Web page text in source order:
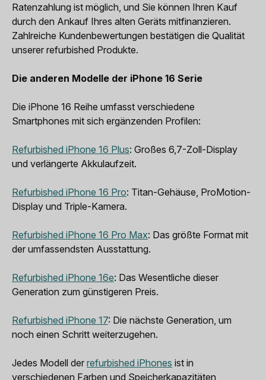
Ratenzahlung ist möglich, und Sie können Ihren Kauf
durch den Ankauf Ihres alten Geräts mitfinanzieren.
Zahlreiche Kundenbewertungen bestätigen die Qualität
unserer refurbished Produkte.
Die anderen Modelle der iPhone 16 Serie
Die iPhone 16 Reihe umfasst verschiedene
Smartphones mit sich ergänzenden Profilen:
Refurbished iPhone 16 Plus: Großes 6,7-Zoll-Display
und verlängerte Akkulaufzeit.
Refurbished iPhone 16 Pro: Titan-Gehäuse, ProMotion-
Display und Triple-Kamera.
Refurbished iPhone 16 Pro Max: Das größte Format mit
der umfassendsten Ausstattung.
Refurbished iPhone 16e: Das Wesentliche dieser
Generation zum günstigeren Preis.
Refurbished iPhone 17: Die nächste Generation, um
noch einen Schritt weiterzugehen.
Jedes Modell der refurbished iPhones ist in
verschiedenen Farben und Speicherkapazitäten